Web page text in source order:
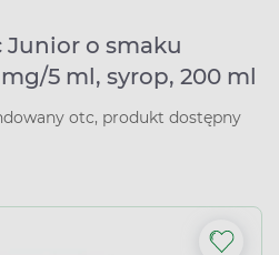
Junior o smaku
5 ml, syrop, 200 ml
otc, produkt dostępny